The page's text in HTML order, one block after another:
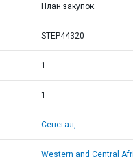
План закупок
STEP44320
1
1
Сенегал,
Western and Central